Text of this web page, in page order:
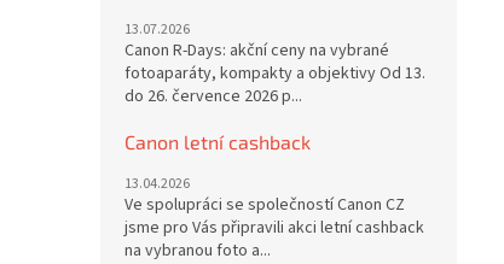
13.07.2026
Canon R-Days: akční ceny na vybrané
fotoaparáty, kompakty a objektivy Od 13.
do 26. července 2026 p...
Canon letní cashback
13.04.2026
Ve spolupráci se společností Canon CZ
jsme pro Vás připravili akci letní cashback
na vybranou foto a...